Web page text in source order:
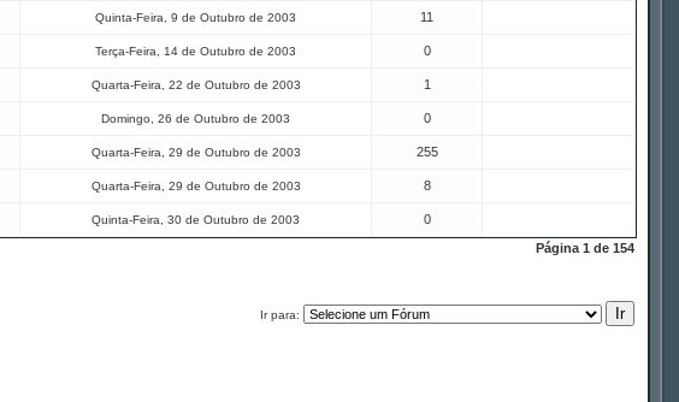
Quinta-Feira, 9 de Outubro de 2003 11
Terça-Feira, 14 de Outubro de 2003 0
Quarta-Feira, 22 de Outubro de 2003 1
Domingo, 26 de Outubro de 2003 0
Quarta-Feira, 29 de Outubro de 2003 255
Quarta-Feira, 29 de Outubro de 2003 8
Quinta-Feira, 30 de Outubro de 2003
0
Página 1 de 154
Ir para: